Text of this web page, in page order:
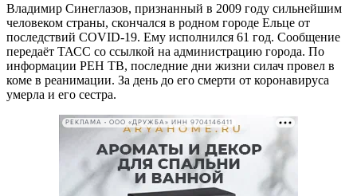
Владимир Синеглазов, признанный в 2009 году сильнейшим
человеком страны, скончался в родном городе Ельце от
последствий COVID-19. Ему исполнился 61 год. Сообщение
передаёт ТАСС со ссылкой на администрацию города. По
информации РЕН ТВ, последние дни жизни силач провел в
коме в реанимации. За день до его смерти от коронавируса
умерла и его сестра.
РЕКЛАМА • ООО «ДРУЖБА» ИНН 9704146411